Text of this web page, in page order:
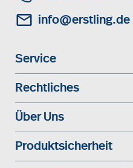
info@erstling.de
Service
Rechtliches
Über Uns
Produktsicherheit